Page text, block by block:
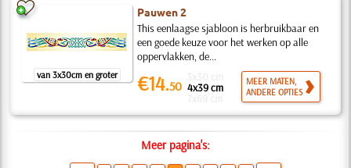
van 3x30cm en groter
Pauwen 2
This eenlaagse sjabloon is herbruikbaar en
een goede keuze voor het werken op alle
oppervlakken, de...
€14.50 4x39 cm
MEER MATEN,
ANDERE OPTIES
Meer pagina's: